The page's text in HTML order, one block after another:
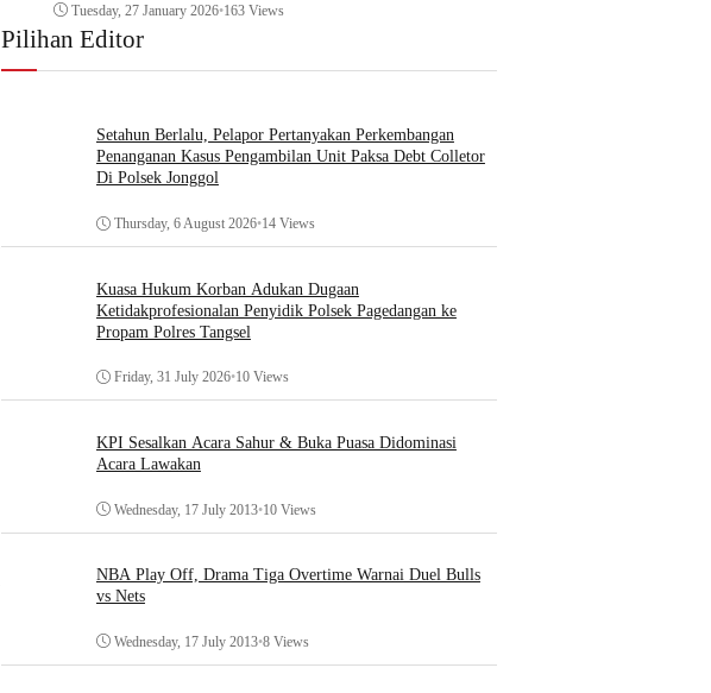
Tuesday, 27 January 2026•163 Views
Pilihan Editor
Setahun Berlalu, Pelapor Pertanyakan Perkembangan
Penanganan Kasus Pengambilan Unit Paksa Debt Colletor
Di Polsek Jonggol
Thursday, 6 August 2026•14 Views
Kuasa Hukum Korban Adukan Dugaan
Ketidakprofesionalan Penyidik Polsek Pagedangan ke
Propam Polres Tangsel
Friday, 31 July 2026•10 Views
KPI Sesalkan Acara Sahur & Buka Puasa Didominasi
Acara Lawakan
Wednesday, 17 July 2013•10 Views
NBA Play Off, Drama Tiga Overtime Warnai Duel Bulls
vs Nets
Wednesday, 17 July 2013•8 Views